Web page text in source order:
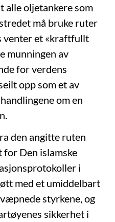
alle oljetankere som
må bruke ruter
venter et «kraftfullt
munningen av
for verdens
opp som et av
om en
den angitte ruten
for Den islamske
i
med et umiddelbart
styrkene, og
sikkerhet i